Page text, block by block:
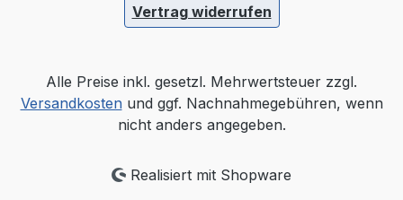
Vertrag widerrufen
Alle Preise inkl. gesetzl. Mehrwertsteuer zzgl.
Versandkostenund ggf. Nachnahmegebühren, wenn
nicht anders angegeben.
Realisiert mit Shopware